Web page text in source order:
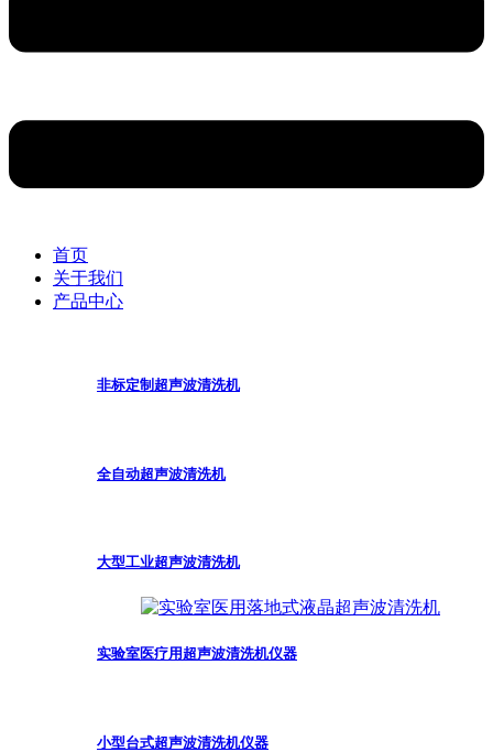
首页
关于我们
产品中心
非标定制超声波清洗机
全自动超声波清洗机
大型工业超声波清洗机
实验室医疗用超声波清洗机仪器
小型台式超声波清洗机仪器